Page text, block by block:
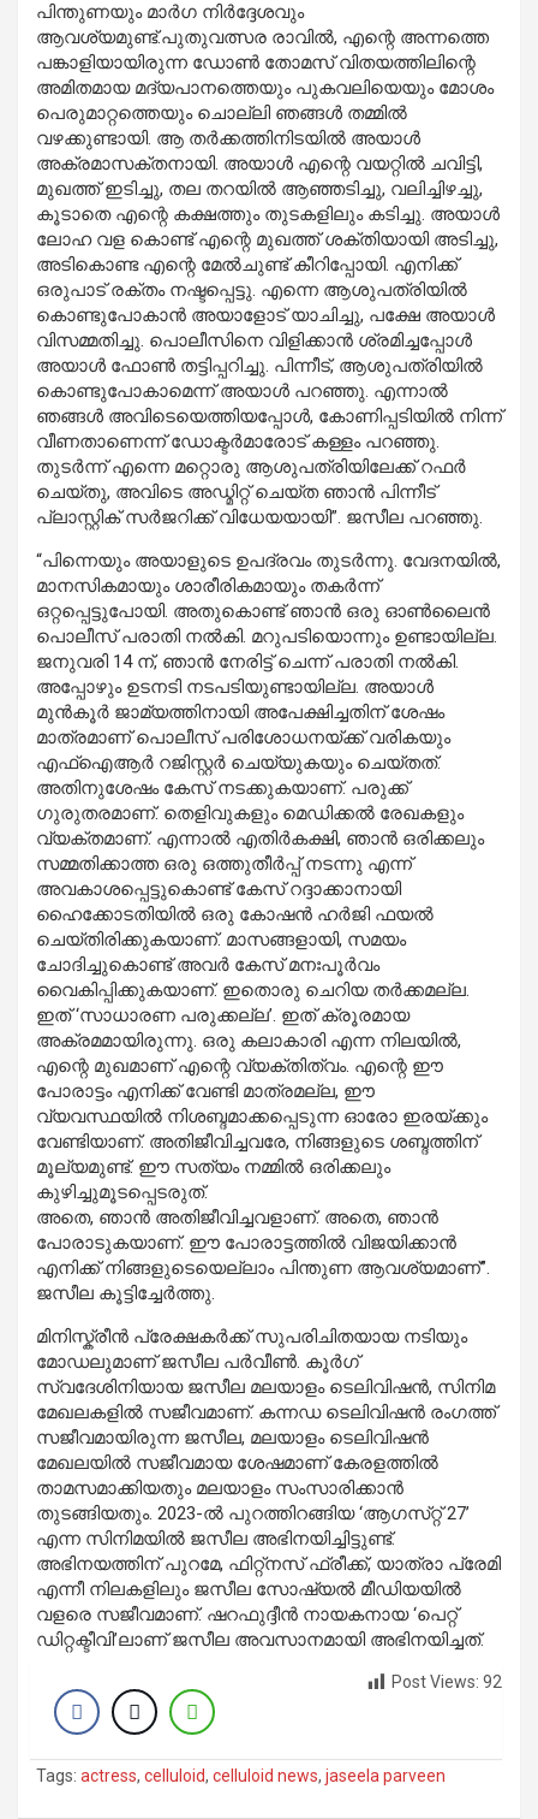
പിന്തുണയും മാർഗ നിർദ്ദേശവും
ആവശ്യമുണ്ട്.പുതുവത്സര രാവിൽ, എന്റെ അന്നത്തെ
പങ്കാളിയായിരുന്ന ഡോൺ തോമസ് വിതയത്തിലിന്റെ
അമിതമായ മദ്യപാനത്തെയും പുകവലിയെയും മോശം
പെരുമാറ്റത്തെയും ചൊല്ലി ഞങ്ങൾ തമ്മിൽ
വഴക്കുണ്ടായി. ആ തർക്കത്തിനിടയിൽ അയാൾ
അക്രമാസക്തനായി. അയാൾ എന്റെ വയറ്റിൽ ചവിട്ടി,
മുഖത്ത് ഇടിച്ചു, തല തറയിൽ ആഞ്ഞടിച്ചു, വലിച്ചിഴച്ചു,
കൂടാതെ എന്റെ കക്ഷത്തും തുടകളിലും കടിച്ചു. അയാൾ
ലോഹ വള കൊണ്ട് എന്റെ മുഖത്ത് ശക്തിയായി അടിച്ചു,
അടികൊണ്ട എന്റെ മേൽചുണ്ട് കീറിപ്പോയി. എനിക്ക്
ഒരുപാട് രക്തം നഷ്ടപ്പെട്ടു. എന്നെ ആശുപത്രിയിൽ
കൊണ്ടുപോകാൻ അയാളോട് യാചിച്ചു, പക്ഷേ അയാൾ
വിസമ്മതിച്ചു. പൊലീസിനെ വിളിക്കാൻ ശ്രമിച്ചപ്പോൾ
അയാൾ ഫോൺ തട്ടിപ്പറിച്ചു. പിന്നീട്, ആശുപത്രിയിൽ
കൊണ്ടുപോകാമെന്ന് അയാൾ പറഞ്ഞു. എന്നാൽ
ഞങ്ങൾ അവിടെയെത്തിയപ്പോൾ, കോണിപ്പടിയിൽ നിന്ന്
വീണതാണെന്ന് ഡോക്ടർമാരോട് കള്ളം പറഞ്ഞു.
തുടർന്ന് എന്നെ മറ്റൊരു ആശുപത്രിയിലേക്ക് റഫർ
ചെയ്തു, അവിടെ അഡ്മിറ്റ് ചെയ്ത ഞാൻ പിന്നീട്
പ്ലാസ്റ്റിക് സർജറിക്ക് വിധേയയായി”. ​ജസീല പറഞ്ഞു.
“പിന്നെയും അയാളുടെ ഉപദ്രവം തുടർന്നു. വേദനയിൽ,
മാനസികമായും ശാരീരികമായും തകർന്ന്
ഒറ്റപ്പെട്ടുപോയി. അതുകൊണ്ട് ഞാൻ ഒരു ഓൺലൈൻ
പൊലീസ് പരാതി നൽകി. മറുപടിയൊന്നും ഉണ്ടായില്ല.
ജനുവരി 14 ന്, ഞാൻ നേരിട്ട് ചെന്ന് പരാതി നൽകി.
അപ്പോഴും ഉടനടി നടപടിയുണ്ടായില്ല. അയാൾ
മുൻകൂർ ജാമ്യത്തിനായി അപേക്ഷിച്ചതിന് ശേഷം
മാത്രമാണ് പൊലീസ് പരിശോധനയ്ക്ക് വരികയും
എഫ്ഐആർ റജിസ്റ്റർ ചെയ്യുകയും ചെയ്തത്. ​
അതിനുശേഷം കേസ് നടക്കുകയാണ്. പരുക്ക്
ഗുരുതരമാണ്. തെളിവുകളും മെഡിക്കൽ രേഖകളും
വ്യക്തമാണ്. എന്നാൽ എതിർകക്ഷി, ഞാൻ ഒരിക്കലും
സമ്മതിക്കാത്ത ഒരു ഒത്തുതീർപ്പ് നടന്നു എന്ന്
അവകാശപ്പെട്ടുകൊണ്ട് കേസ് റദ്ദാക്കാനായി
ഹൈക്കോടതിയിൽ ഒരു കോഷൻ ഹർജി ഫയൽ
ചെയ്തിരിക്കുകയാണ്. മാസങ്ങളായി, സമയം
ചോദിച്ചുകൊണ്ട് അവർ കേസ് മനഃപൂർവം
വൈകിപ്പിക്കുകയാണ്. ​ഇതൊരു ചെറിയ തർക്കമല്ല.
ഇത് ‘സാധാരണ പരുക്കല്ല’. ഇത് ക്രൂരമായ
അക്രമമായിരുന്നു. ഒരു കലാകാരി എന്ന നിലയിൽ,
എന്റെ മുഖമാണ് എന്റെ വ്യക്തിത്വം. എന്റെ ഈ
പോരാട്ടം എനിക്ക് വേണ്ടി മാത്രമല്ല, ഈ
വ്യവസ്ഥയിൽ നിശബ്ദമാക്കപ്പെടുന്ന ഓരോ ഇരയ്ക്കും
വേണ്ടിയാണ്. അതിജീവിച്ചവരേ, നിങ്ങളുടെ ശബ്ദത്തിന്
മൂല്യമുണ്ട്. ഈ സത്യം നമ്മിൽ ഒരിക്കലും
കുഴിച്ചുമൂടപ്പെടരുത്.
അതെ, ഞാൻ അതിജീവിച്ചവളാണ്. അതെ, ഞാൻ
പോരാടുകയാണ്. ഈ പോരാട്ടത്തിൽ വിജയിക്കാൻ
എനിക്ക് നിങ്ങളുടെയെല്ലാം പിന്തുണ ആവശ്യമാണ്”.
ജസീല കൂട്ടിച്ചേർത്തു.
മിനിസ്ക്രീൻ പ്രേക്ഷകർക്ക് സുപരിചിതയായ നടിയും
മോഡലുമാണ് ജസീല പർവീൺ. കൂർഗ്
സ്വദേശിനിയായ ജസീല മലയാളം ടെലിവിഷൻ, സിനിമ
മേഖലകളിൽ സജീവമാണ്. കന്നഡ ടെലിവിഷൻ രംഗത്ത്
സജീവമായിരുന്ന ജസീല, മലയാളം ടെലിവിഷൻ
മേഖലയിൽ സജീവമായ ശേഷമാണ് കേരളത്തിൽ
താമസമാക്കിയതും മലയാളം സംസാരിക്കാൻ
തുടങ്ങിയതും. 2023-ൽ പുറത്തിറങ്ങിയ ‘ആഗസ്‌റ്റ് 27’
എന്ന സിനിമയിൽ ജസീല അഭിനയിച്ചിട്ടുണ്ട്.
അഭിനയത്തിന് പുറമേ, ഫിറ്റ്നസ് ഫ്രീക്ക്, യാത്രാ പ്രേമി
എന്നീ നിലകളിലും ജസീല സോഷ്യൽ മീഡിയയിൽ
വളരെ സജീവമാണ്. ഷറഫുദ്ദീൻ നായകനായ ‘പെറ്റ്
ഡിറ്റക്ടീവി’ലാണ് ജസീല അവസാനമായി അഭിനയിച്ചത്.
Post Views: 92
Tags: actress, celluloid, celluloid news, jaseela parveen